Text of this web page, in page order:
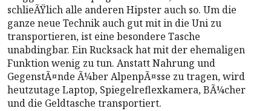
schlieÃŸlich alle anderen Hipster auch so. Um die
ganze neue Technik auch gut mit in die Uni zu
transportieren, ist eine besondere Tasche
unabdingbar. Ein Rucksack hat mit der ehemaligen
Funktion wenig zu tun. Anstatt Nahrung und
GegenstÃ¤nde Ã¼ber AlpenpÃ¤sse zu tragen, wird
heutzutage Laptop, Spiegelreflexkamera, BÃ¼cher
und die Geldtasche transportiert.